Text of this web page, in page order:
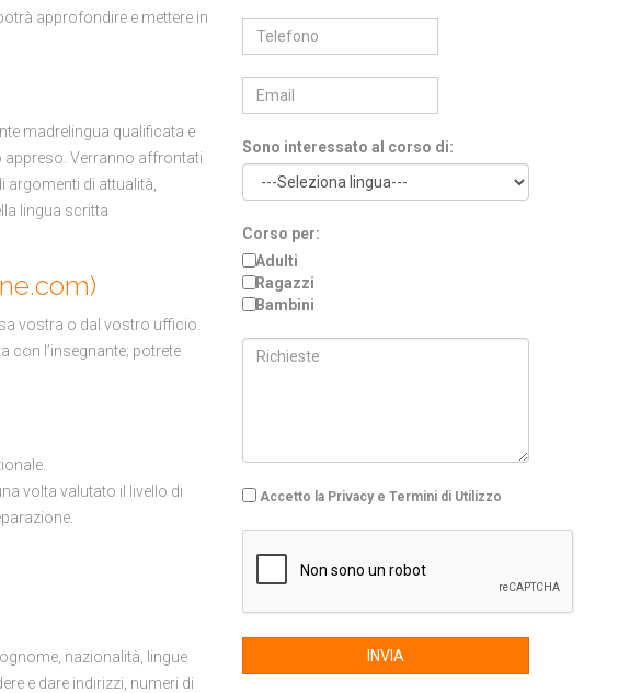
approfondire e mettere in
madrelingua qualificata e
appreso. Verranno affrontati
di attualità,
lingua scritta
vostra o dal vostro ufficio.
con l’insegnante; potrete
volta valutato il livello di
nazionalità, lingue
e dare indirizzi, numeri di
Sono interessato al corso di:
Corso per:
Adulti
Ragazzi
Bambini
Accetto la Privacy e Termini di Utilizzo
INVIA